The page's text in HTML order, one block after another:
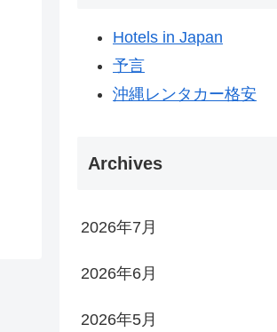
Hotels in Japan
予言
沖縄レンタカー格安
Archives
2026年7月
2026年6月
2026年5月